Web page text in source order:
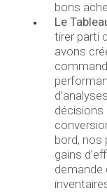
bons
Le
tirer parti
avons
décisions
bord,
gains
demande